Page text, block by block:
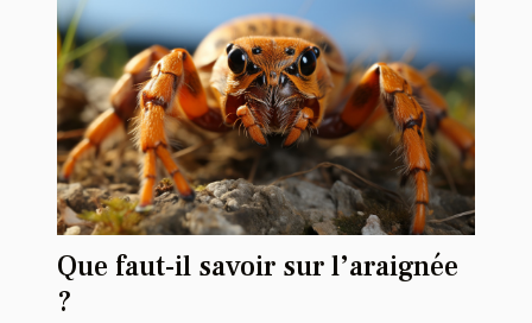
Que faut-il savoir sur l’araignée
?